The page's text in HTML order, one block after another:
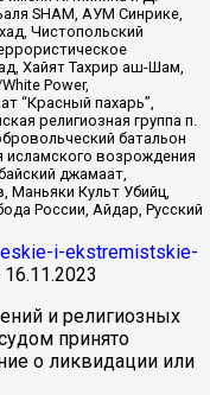
SHAM, АУМ Синрике,
Чистопольский
Хайят Тахрир аш-Шам,
Power,
“Красный пахарь”,
религиозная группа п.
батальон
возрождения
джамаат,
Маньяки Культ Убийц,
России, Айдар, Русский
i-ekstremistskie-
16.11.2023
и религиозных
принято
о ликвидации или